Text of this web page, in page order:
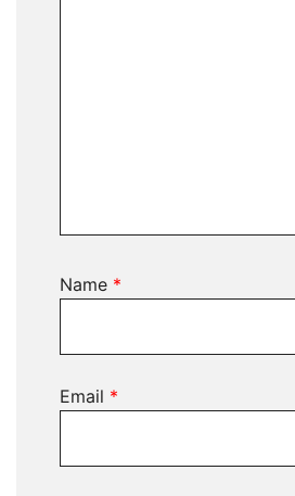
Name *
Email *